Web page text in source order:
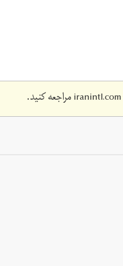
iranintl.comمراجعه کنید.